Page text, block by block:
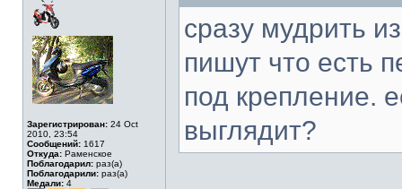
Зарегистрирован: 24 Oct
2010, 23:54
Сообщений: 1617
Откуда: Раменское
Поблагодарил: раз(а)
Поблагодарили: раз(а)
Медали: 4
сразу мудрить
пишут что есть
под крепление.
выглядит?